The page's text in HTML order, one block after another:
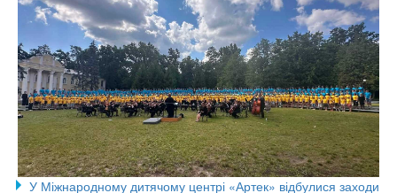
У Міжнародному дитячому центрі «Артек» відбулися заходи